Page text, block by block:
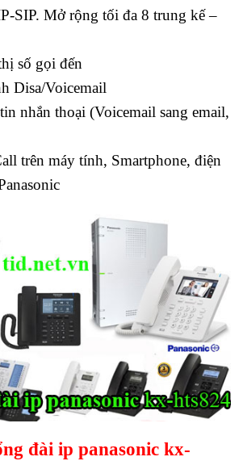
SIP. Mở rộng tối đa 8 trung kế –
số gọi đến
Disa/Voicemail
nhắn thoại (Voicemail sang email,
trên máy tính, Smartphone, điện
đài ip panasonic kx-